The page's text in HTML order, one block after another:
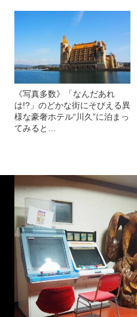
《写真多数》「なんだあれ
は!?」のどかな街にそびえる異
様な豪奢ホテル“川久”に泊まっ
てみると…